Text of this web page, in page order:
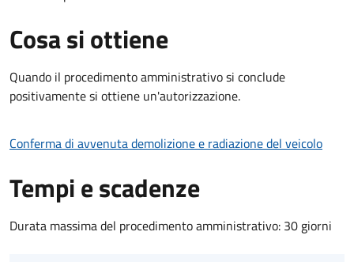
Cosa si ottiene
Quando il procedimento amministrativo si conclude
positivamente si ottiene un'autorizzazione.
Conferma di avvenuta demolizione e radiazione del veicolo
Tempi e scadenze
Durata massima del procedimento amministrativo: 30 giorni